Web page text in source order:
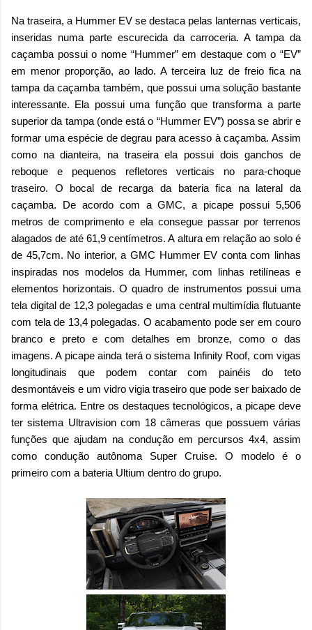
Na traseira, a Hummer EV se destaca pelas lanternas verticais,
inseridas numa parte escurecida da carroceria. A tampa da
caçamba possui o nome “Hummer” em destaque com o “EV”
em menor proporção, ao lado. A terceira luz de freio fica na
tampa da caçamba também, que possui uma solução bastante
interessante. Ela possui uma função que transforma a parte
superior da tampa (onde está o “Hummer EV”) possa se abrir e
formar uma espécie de degrau para acesso à caçamba. Assim
como na dianteira, na traseira ela possui dois ganchos de
reboque e pequenos refletores verticais no para-choque
traseiro. O bocal de recarga da bateria fica na lateral da
caçamba. De acordo com a GMC, a picape possui 5,506
metros de comprimento e ela consegue passar por terrenos
alagados de até 61,9 centímetros. A altura em relação ao solo é
de 45,7cm. No interior, a GMC Hummer EV conta com linhas
inspiradas nos modelos da Hummer, com linhas retilíneas e
elementos horizontais. O quadro de instrumentos possui uma
tela digital de 12,3 polegadas e uma central multimídia flutuante
com tela de 13,4 polegadas. O acabamento pode ser em couro
branco e preto e com detalhes em bronze, como o das
imagens. A picape ainda terá o sistema Infinity Roof, com vigas
longitudinais que podem contar com painéis do teto
desmontáveis e um vidro vigia traseiro que pode ser baixado de
forma elétrica. Entre os destaques tecnológicos, a picape deve
ter sistema Ultravision com 18 câmeras que possuem várias
funções que ajudam na condução em percursos 4x4, assim
como condução autônoma Super Cruise. O modelo é o
primeiro com a bateria Ultium dentro do grupo.